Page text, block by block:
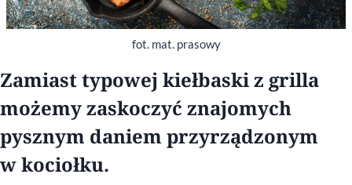
fot. mat. prasowy
Zamiast typowej kiełbaski z grilla
możemy zaskoczyć znajomych
pysznym daniem przyrządzonym
w kociołku.